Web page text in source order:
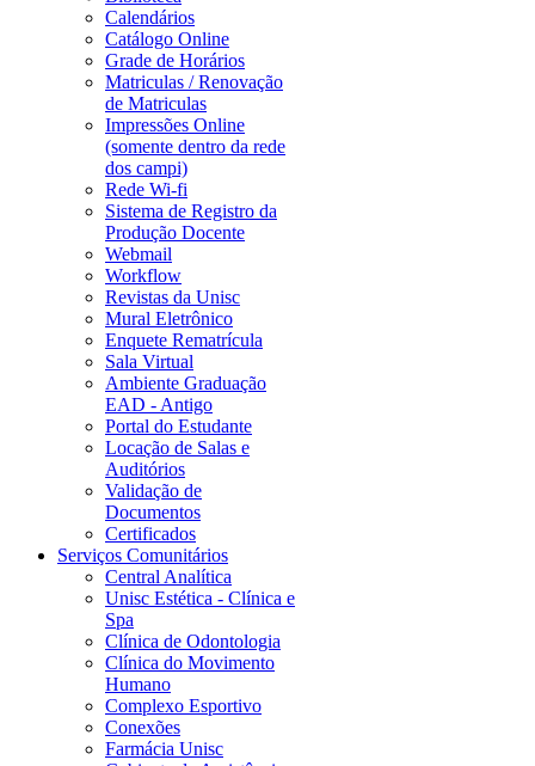
Calendários
Catálogo Online
Grade de Horários
Matriculas / Renovação
de Matriculas
Impressões Online
(somente dentro da rede
dos campi)
Rede Wi-fi
Sistema de Registro da
Produção Docente
Webmail
Workflow
Revistas da Unisc
Mural Eletrônico
Enquete Rematrícula
Sala Virtual
Ambiente Graduação
EAD - Antigo
Portal do Estudante
Locação de Salas e
Auditórios
Validação de
Documentos
Certificados
Serviços Comunitários
Central Analítica
Unisc Estética - Clínica e
Spa
Clínica de Odontologia
Clínica do Movimento
Humano
Complexo Esportivo
Conexões
Farmácia Unisc